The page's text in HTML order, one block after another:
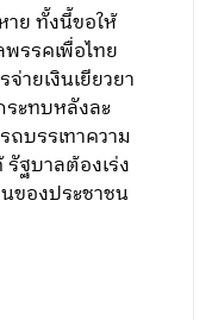
าย ทั้งนี้ขอให้
รรคเพื่อไทย
ายเงินเยียวยา
ะทบหลังละ
บรรเทาความ
ฐบาลต้องเร่ง
ของประชาชน